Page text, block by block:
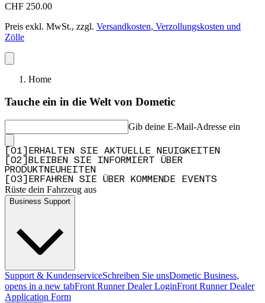
CHF 250.00
Preis exkl. MwSt., zzgl. Versandkosten, Verzollungskosten und
Zölle
Home
Tauche ein in die Welt von Dometic
Gib deine E-Mail-Adresse ein
01
ERHALTEN SIE AKTUELLE NEUIGKEITEN
02
BLEIBEN SIE INFORMIERT ÜBER
PRODUKTNEUHEITEN
03 ERFAHREN SIE ÜBER KOMMENDE EVENTS
Rüste dein Fahrzeug aus
Business Support
Support & KundenserviceSchreiben Sie unsDometic Business,
opens in a new tabFront Runner Dealer LoginFront Runner Dealer
Application Form